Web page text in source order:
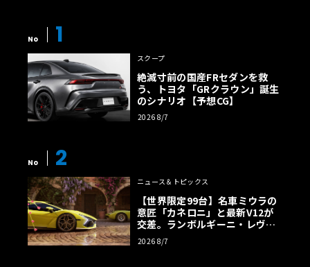
No 1
スクープ
絶滅寸前の国産FRセダンを救
う、トヨタ「GRクラウン」誕生
のシナリオ【予想CG】
2026 8/7
No 2
ニュース＆トピックス
【世界限定99台】名車ミウラの
意匠「カネロニ」と最新V12が
交差。ランボルギーニ・レヴエ
ルトに60周年記念車が登場
2026 8/7